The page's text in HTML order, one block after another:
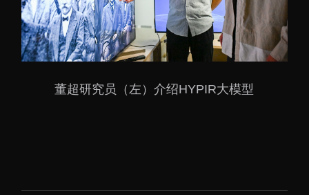
董超研究员（左）介绍HYPIR大模型